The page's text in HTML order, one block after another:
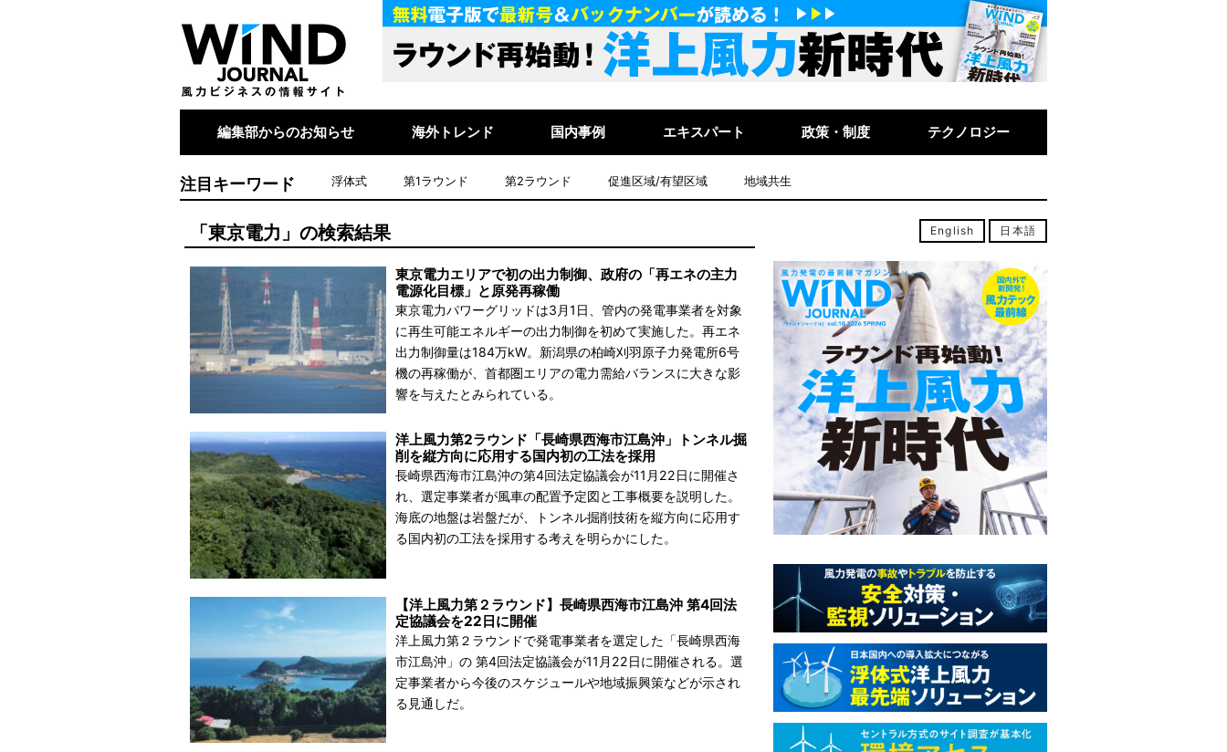
編集部からのお知らせ 海外トレンド 国内事例 エキスパート 政策・制度 テクノロジー
注目キーワード 浮体式 第1ラウンド 第2ラウンド 促進区域/有望区域 地域共生
「東京電力」の検索結果
東京電力パワーグリッドは3月1日、管内の発電事業者を対象
に再生可能エネルギーの出力制御を初めて実施した。再エネ
出力制御量は184万kW。新潟県の柏崎刈羽原子力発電所6号
機の再稼働が、首都圏エリアの電力需給バランスに大きな影
響を与えたとみられている。
東京電力エリアで初の出力制御、政府の「再エネの主力
電源化目標」と原発再稼働
長崎県西海市江島沖の第4回法定協議会が11月22日に開催さ
れ、選定事業者が風車の配置予定図と工事概要を説明した。
海底の地盤は岩盤だが、トンネル掘削技術を縦方向に応用す
る国内初の工法を採用する考えを明らかにした。
洋上風力第2ラウンド「長崎県西海市江島沖」トンネル掘
削を縦方向に応用する国内初の工法を採用
洋上風力第２ラウンドで発電事業者を選定した「長崎県西海
市江島沖」の 第4回法定協議会が11月22日に開催される。選
定事業者から今後のスケジュールや地域振興策などが示され
る見通しだ。
【洋上風力第２ラウンド】長崎県西海市江島沖 第4回法
定協議会を22日に開催
English 日本語